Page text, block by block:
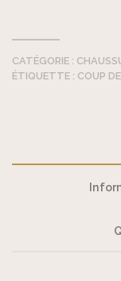
CATÉGORIE :
ÉTIQUETTE : COUP